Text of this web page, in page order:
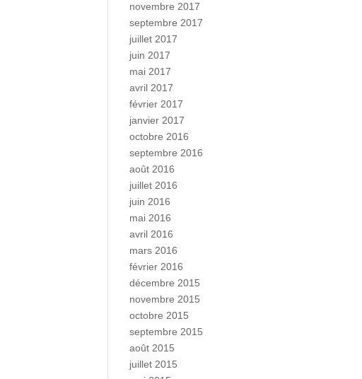
novembre 2017
septembre 2017
juillet 2017
juin 2017
mai 2017
avril 2017
février 2017
janvier 2017
octobre 2016
septembre 2016
août 2016
juillet 2016
juin 2016
mai 2016
avril 2016
mars 2016
février 2016
décembre 2015
novembre 2015
octobre 2015
septembre 2015
août 2015
juillet 2015